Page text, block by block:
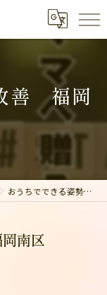
善 福岡
おうちでできる姿勢改善 福岡南区
南区